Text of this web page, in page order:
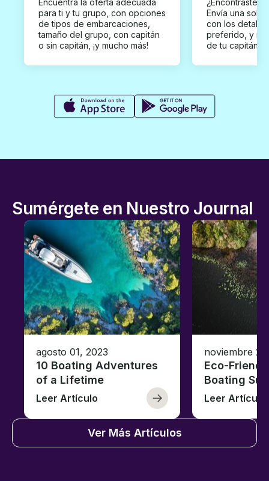
Encuentra la oferta adecuada
para ti y tu grupo, con opciones
de tipos de embarcaciones,
tamaño del grupo, con capitán
o sin capitán, ¡y mucho más!
¿Encontraste
Envía una
con los
preferido, y
de tu capitán
Sumérgete en Nuestro Journal
agosto 01, 2023
10 Boating Adventures
of a Lifetime
Leer Artículo
noviembre
Eco-
Boating
Leer Artículo
Ver Más Artículos